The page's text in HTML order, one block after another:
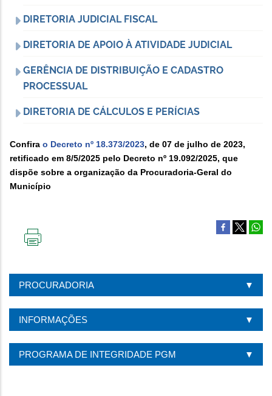
DIRETORIA JUDICIAL FISCAL
DIRETORIA DE APOIO À ATIVIDADE JUDICIAL
GERÊNCIA DE DISTRIBUIÇÃO E CADASTRO
PROCESSUAL
DIRETORIA DE CÁLCULOS E PERÍCIAS
Confira o Decreto nº 18.373/2023, de 07 de julho de 2023,
retificado em 8/5/2025 pelo Decreto nº 19.092/2025, que
dispõe sobre a organização da Procuradoria-Geral do
Município
PROCURADORIA
INFORMAÇÕES
PROGRAMA DE INTEGRIDADE PGM